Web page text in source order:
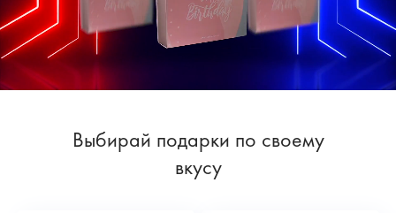
Выбирай подарки по своему
вкусу